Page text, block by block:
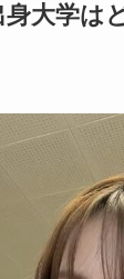
大学は